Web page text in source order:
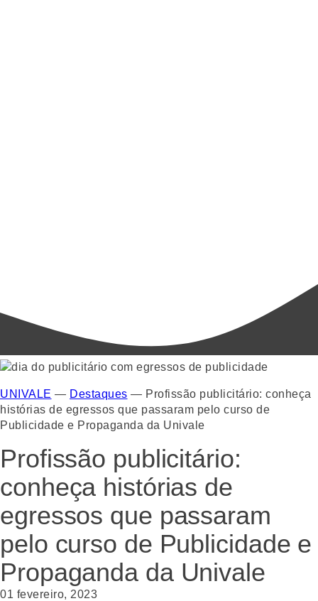
UNIVALE — Destaques — Profissão publicitário: conheça
histórias de egressos que passaram pelo curso de
Publicidade e Propaganda da Univale
Profissão publicitário:
conheça histórias de
egressos que passaram
pelo curso de Publicidade e
Propaganda da Univale
01 fevereiro, 2023